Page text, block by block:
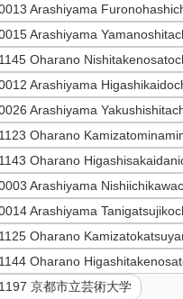
Arashiyama
Arashiyama
Oharano
Arashiyama
Arashiyama
Oharano
Oharano
Arashiyama
Arashiyama
Oharano
Oharano
京都市立芸術大学